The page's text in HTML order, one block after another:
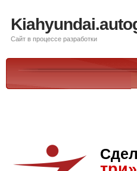
Сайт в процессе разработки